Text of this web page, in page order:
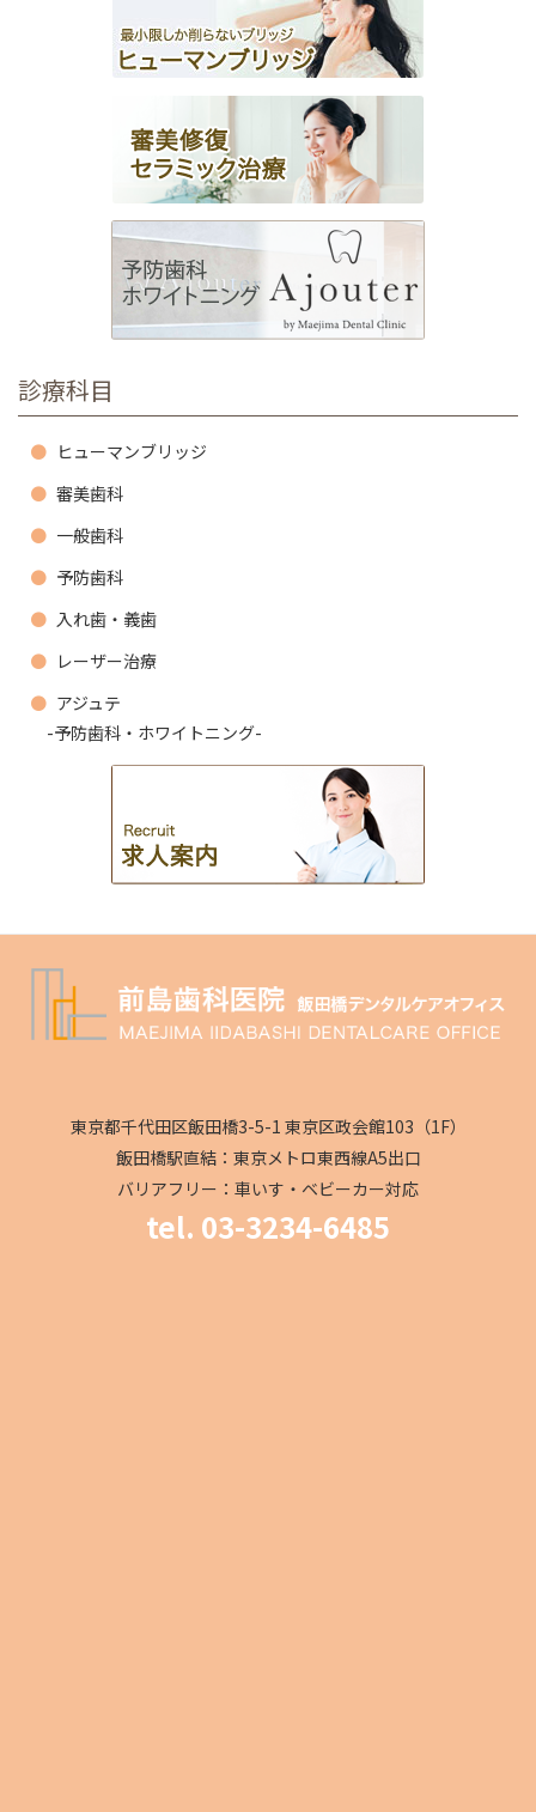
診療科目
ヒューマンブリッジ
審美歯科
一般歯科
予防歯科
入れ歯・義歯
レーザー治療
アジュテ
-予防歯科・ホワイトニング-
東京都千代田区飯田橋3-5-1 東京区政会館103（1F）
飯田橋駅直結：東京メトロ東西線A5出口
バリアフリー：車いす・ベビーカー対応
tel. 03-3234-6485